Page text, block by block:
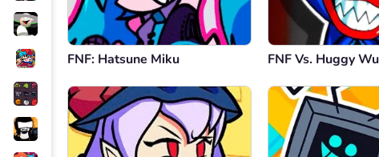
FNF: Hatsune Miku FNF Vs. Huggy